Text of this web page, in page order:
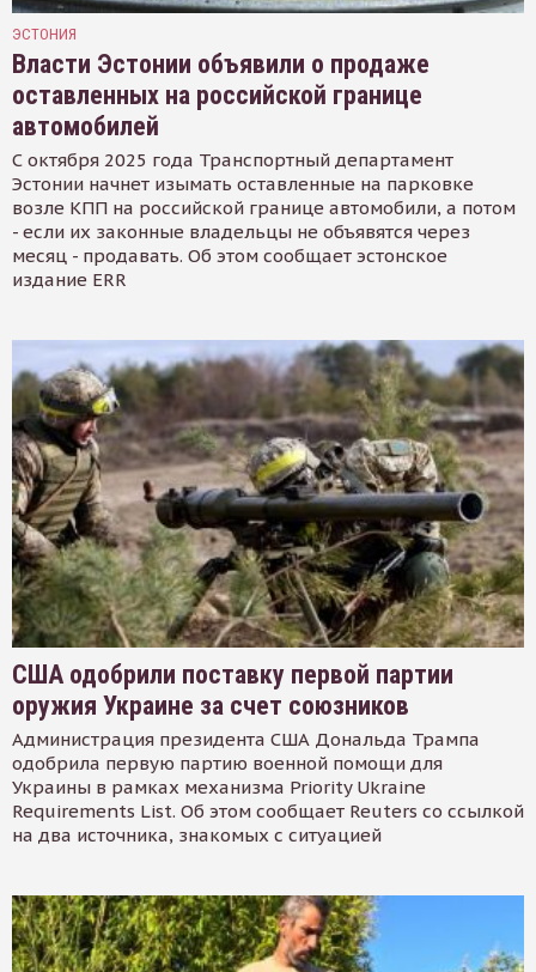
ЭСТОНИЯ
Власти Эстонии объявили о продаже
оставленных на российской границе
автомобилей
С октября 2025 года Транспортный департамент
Эстонии начнет изымать оставленные на парковке
возле КПП на российской границе автомобили, а потом
- если их законные владельцы не объявятся через
месяц - продавать. Об этом сообщает эстонское
издание ERR
США одобрили поставку первой партии
оружия Украине за счет союзников
Администрация президента США Дональда Трампа
одобрила первую партию военной помощи для
Украины в рамках механизма Priority Ukraine
Requirements List. Об этом сообщает Reuters со ссылкой
на два источника, знакомых с ситуацией